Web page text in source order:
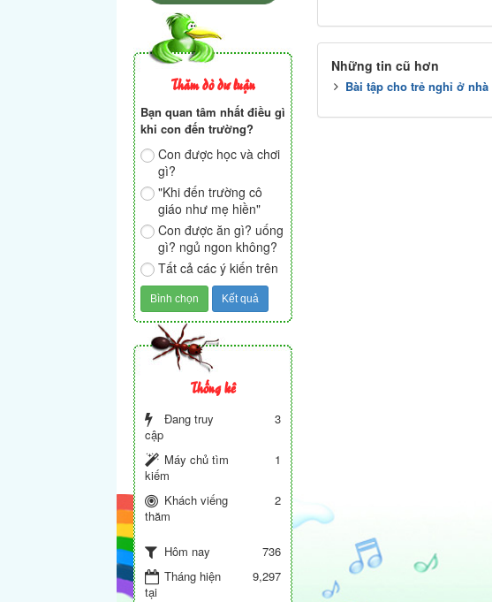
Những tin cũ hơn
Bài tập cho trẻ nghỉ ở
Thăm dò dư luận
Bạn quan tâm nhất điều gì
khi con đến trường?
Con được học và chơi
gì?
"Khi đến trường cô
giáo như mẹ hiền"
Con được ăn gì? uống
gì? ngủ ngon không?
Tất cả các ý kiến trên
Thống kê
Đang truy
cập
3
Máy chủ tìm
kiếm
1
Khách viếng
thăm
2
Hôm nay
736
Tháng hiện
tại
9,297